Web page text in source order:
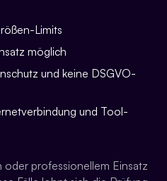
Limits
möglich
und keine DSGVO-
und Tool-
oder professionellem Einsatz